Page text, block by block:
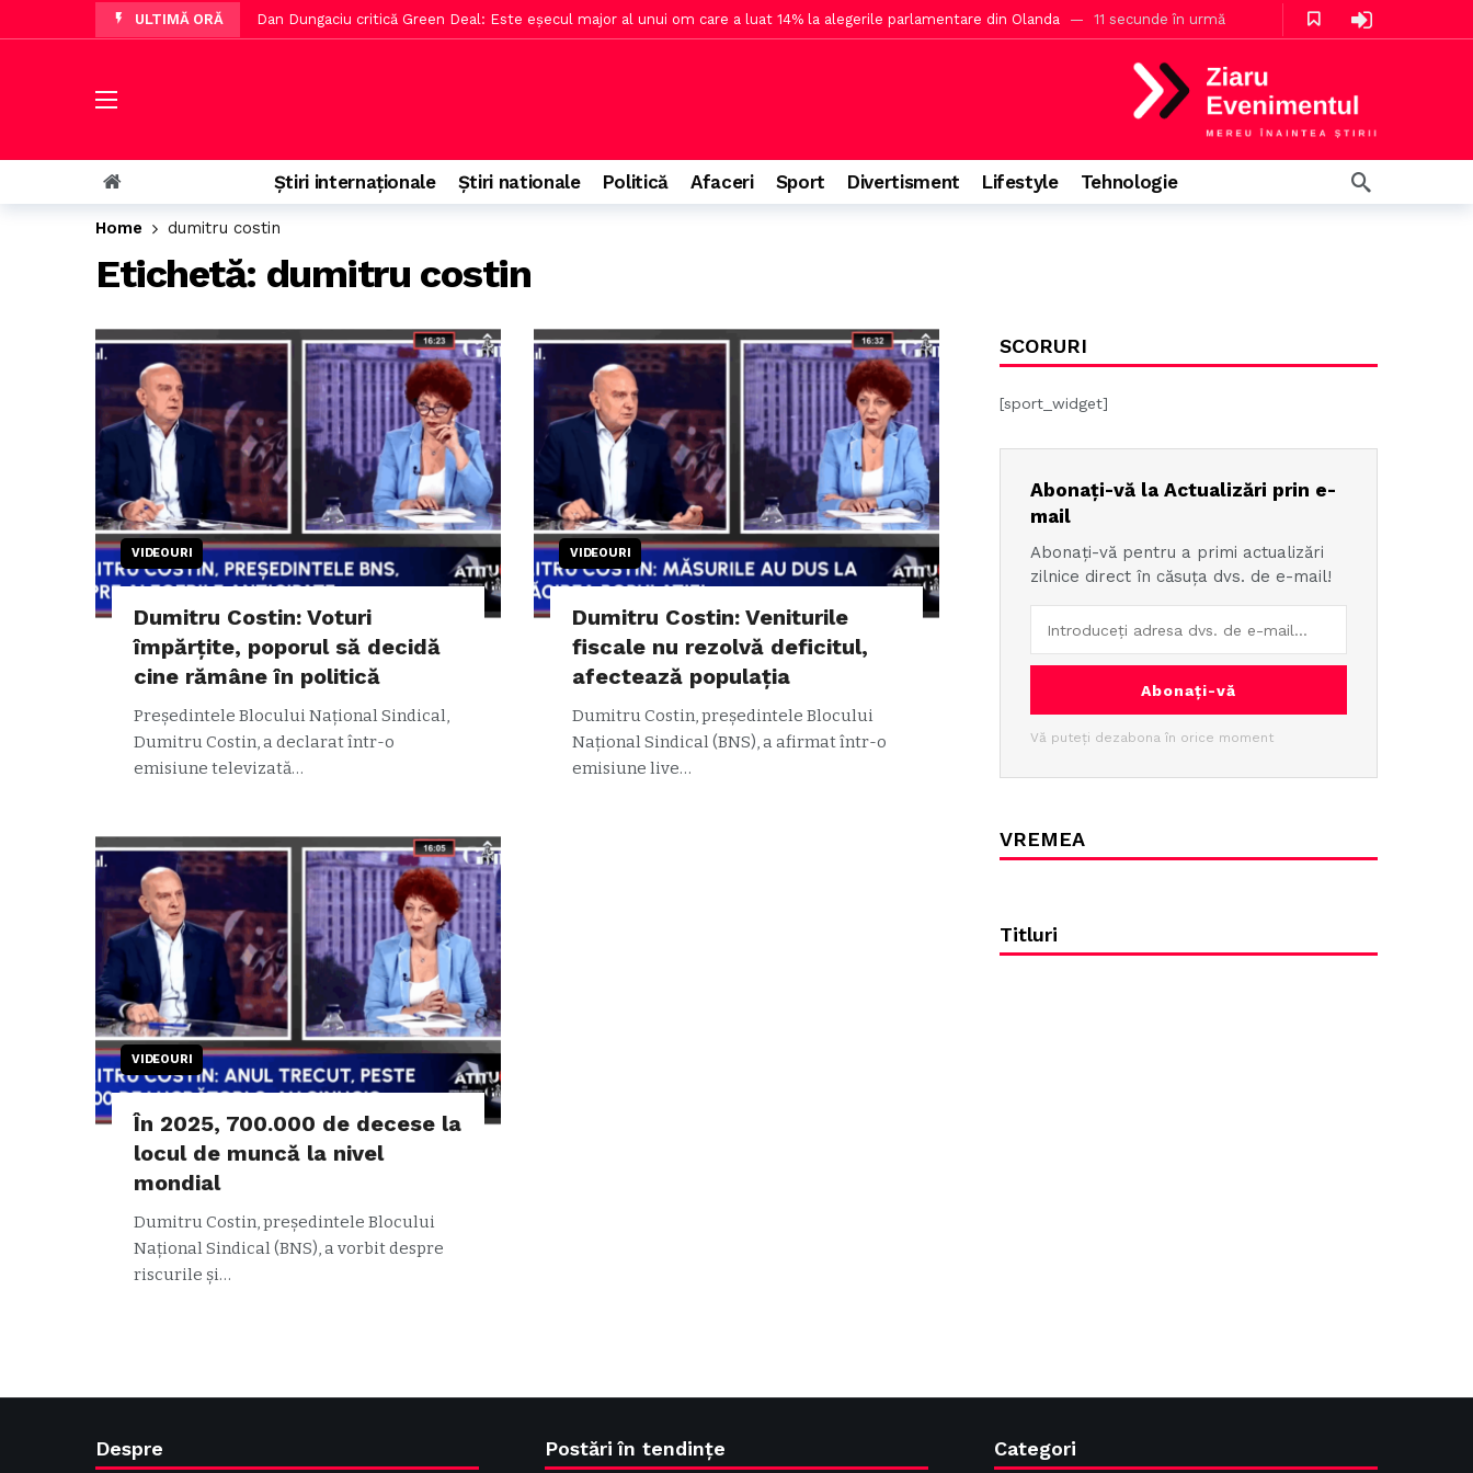
ULTIMĂ ORĂ Dan Dungaciu critică Green Deal: Este eșecul major al unui om care a luat 14% la alegerile parlamentare din Olanda 11 secunde în urmă
Aproape 9.000 de români au răspuns la întrebarea Gândul 2 ore în urmă
Dan Dungaciu avertizează asupra crizei energetice în condiții de criză geopolitică 3 ore în urmă
Nicușor Dan întoarce legea privind numărul de urși autorizați pentru împușcare
PSD acuză pe Ilie Bolojan de declarații neadevărate privind Legea Integrității
Trump recunoaște probleme cu stocurile unor muniții ale armatei americane 5 ore în urmă
Știri internaționale Știri nationale Politică Afaceri Sport Divertisment Lifestyle Tehnologie
Home dumitru costin
Etichetă: dumitru costin
VIDEOURI
Dumitru Costin: Voturi
împărțite, poporul să decidă
cine rămâne în politică
Președintele Blocului Național Sindical,
Dumitru Costin, a declarat într-o
emisiune televizată…
VIDEOURI
Dumitru Costin: Veniturile
fiscale nu rezolvă deficitul,
afectează populația
Dumitru Costin, președintele Blocului
Național Sindical (BNS), a afirmat într-o
emisiune live…
VIDEOURI
În 2025, 700.000 de decese la
locul de muncă la nivel
mondial
Dumitru Costin, președintele Blocului
Național Sindical (BNS), a vorbit despre
riscurile și…
SCORURI
[sport_widget]
Abonați-vă la Actualizări prin e-
mail
Abonați-vă pentru a primi actualizări
zilnice direct în căsuța dvs. de e-mail!
Abonați-vă
Vă puteți dezabona în orice moment
VREMEA
Titluri
Despre Postări în tendințe Categori